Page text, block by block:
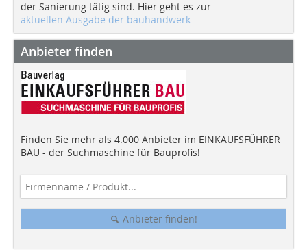
der Sanierung tätig sind. Hier geht es zur
aktuellen Ausgabe der bauhandwerk
Anbieter finden
Finden Sie mehr als 4.000 Anbieter im EINKAUFSFÜHRER
BAU - der Suchmaschine für Bauprofis!
Anbieter finden!